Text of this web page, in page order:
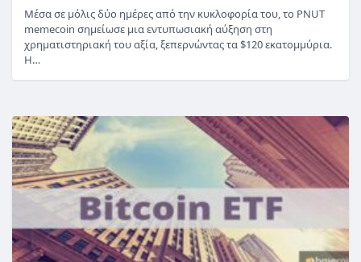
Μέσα σε μόλις δύο ημέρες από την κυκλοφορία του, το PNUT
memecoin σημείωσε μια εντυπωσιακή αύξηση στη
χρηματιστηριακή του αξία, ξεπερνώντας τα $120 εκατομμύρια.
Η…